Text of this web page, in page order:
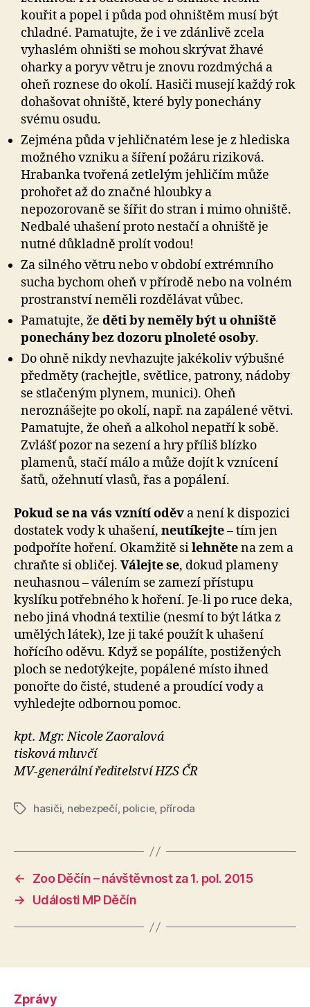
kouřit a popel i půda pod ohništěm musí být
chladné. Pamatujte, že i ve zdánlivě zcela
vyhaslém ohništi se mohou skrývat žhavé
oharky a poryv větru je znovu rozdmýchá a
oheň roznese do okolí. Hasiči musejí každý rok
dohašovat ohniště, které byly ponechány
svému osudu.
Zejména půda v jehličnatém lese je z hlediska
možného vzniku a šíření požáru riziková.
Hrabanka tvořená zetlelým jehličím může
prohořet až do značné hloubky a
nepozorovaně se šířit do stran i mimo ohniště.
Nedbalé uhašení proto nestačí a ohniště je
nutné důkladně prolít vodou!
Za silného větru nebo v období extrémního
sucha bychom oheň v přírodě nebo na volném
prostranství neměli rozdělávat vůbec.
Pamatujte, že děti by neměly být u ohniště
ponechány bez dozoru plnoleté osoby.
Do ohně nikdy nevhazujte jakékoliv výbušné
předměty (rachejtle, světlice, patrony, nádoby
se stlačeným plynem, munici). Oheň
neroznášejte po okolí, např. na zapálené větvi.
Pamatujte, že oheň a alkohol nepatří k sobě.
Zvlášť pozor na sezení a hry příliš blízko
plamenů, stačí málo a může dojít k vznícení
šatů, ožehnutí vlasů, řas a popálení.
Pokud se na vás vznítí oděv a není k dispozici
dostatek vody k uhašení, neutíkejte– tím jen
podpoříte hoření. Okamžitě silehnětena zem a
chraňte si obličej. Válejte se, dokud plameny
neuhasnou – válením se zamezí přístupu
kyslíku potřebného k hoření. Je-li po ruce deka,
nebo jiná vhodná textilie (nesmí to být látka z
umělých látek), lze ji také použít k uhašení
hořícího oděvu. Když se popálíte, postižených
ploch se nedotýkejte, popálené místo ihned
ponořte do čisté, studené a proudící vody a
vyhledejte odbornou pomoc.
kpt. Mgr. Nicole Zaoralová
tisková mluvčí
MV-generální ředitelství HZS ČR
Štítkyhasiči, nebezpečí, policie, příroda
←
Zoo Děčín – návštěvnost za 1. pol. 2015
→
Události MP Děčín
Zprávy